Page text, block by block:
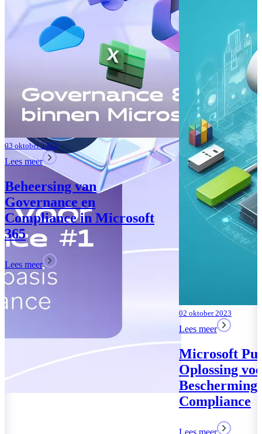
Microsoft Purview: Uw
Oplossing voor Data
Teams: Wat